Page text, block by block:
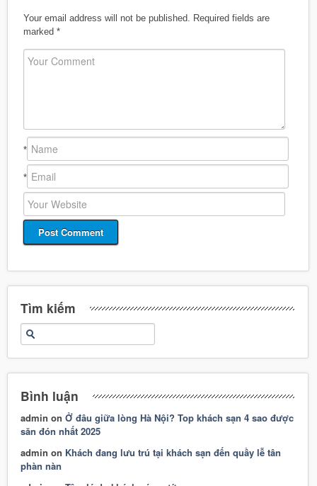
Your email address will not be published.
Required fields are
marked *
*
*
Tìm kiếm
Bình luận
admin onỞ đâu giữa lòng Hà Nội? Top khách sạn 4 sao được
săn đón nhất 2025
admin on Khách đang lưu trú tại khách sạn đến quầy lễ tân
phàn nàn